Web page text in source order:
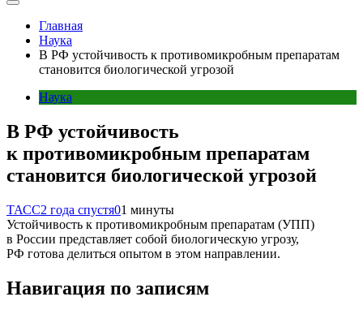
Главная
Наука
В РФ устойчивость к противомикробным препаратам
становится биологической угрозой
Наука
В РФ устойчивость
к противомикробным препаратам
становится биологической угрозой
ТАСС2 года спустя01 минуты
Устойчивость к противомикробным препаратам (УПП)
в России представляет собой биологическую угрозу,
РФ готова делиться опытом в этом направлении.
Навигация по записям